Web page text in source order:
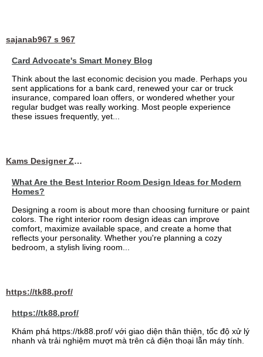
sajanab967 s 967
Card Advocate's Smart Money Blog
Think about the last economic decision you made. Perhaps you
sent applications for a bank card, renewed your car or truck
insurance, compared loan offers, or wondered whether your
regular budget was really working. Most people experience
these issues frequently, yet...
Kams Designer Zone
What Are the Best Interior Room Design Ideas for Modern
Homes?
Designing a room is about more than choosing furniture or paint
colors. The right interior room design ideas can improve
comfort, maximize available space, and create a home that
reflects your personality. Whether you're planning a cozy
bedroom, a stylish living room...
https://tk88.prof/
https://tk88.prof/
Khám phá https://tk88.prof/ với giao diện thân thiện, tốc độ xử lý
nhanh và trải nghiệm mượt mà trên cả điện thoại lẫn máy tính.